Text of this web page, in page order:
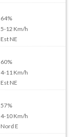
64%
5-12 Km/h
Est NE
60%
4-11 Km/h
Est NE
57%
4-10Km/h
Nord E